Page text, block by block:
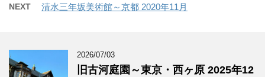
NEXT 清水三年坂美術館～京都 2020年11月
2026/07/03
旧古河庭園～東京・西ヶ原 2025年12